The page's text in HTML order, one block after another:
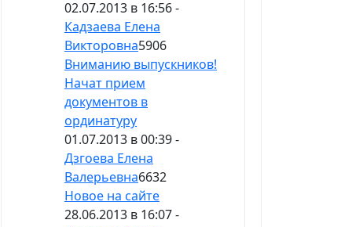
02.07.2013 в 16:56 -
Кадзаева Елена
Викторовна5906
Вниманию выпускников!
Начат прием
документов в
ординатуру
01.07.2013 в 00:39 -
Дзгоева Елена
Валерьевна6632
Новое на сайте
28.06.2013 в 16:07 -